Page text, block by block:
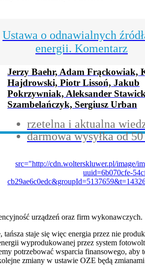
Ustawa o odnawialnych
energii. Komentarz
Jerzy Baehr, Adam Frąckowiak,
Hajdrowski, Piotr Lissoń, Jakub
Pokrzywniak, Aleksander
Szambelańczyk, Sergiusz Urban
rzetelna i aktualna
darmowa wysyłka od 50
src="http://cdn.wolterskluwer.pl/image/
uuid=6b070cfe-
urządzeń oraz firm wykonawczych.
tańsza staje się więc energia przez nie
wyprodukowanej przez system
potrzebować wsparcia finansowego, aby
zmiany w ustawie OZE będą